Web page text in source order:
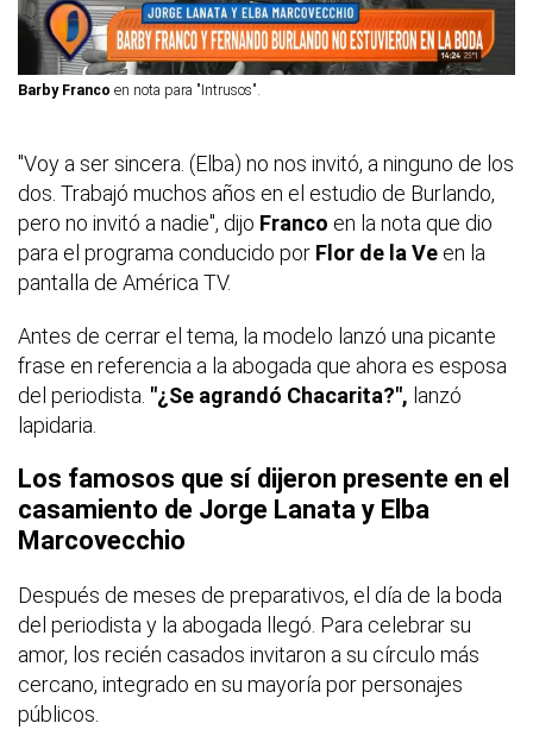
Barby Franco en nota para "Intrusos".
"Voy a ser sincera. (Elba) no nos invitó, a ninguno de los
dos. Trabajó muchos años en el estudio de Burlando,
pero no invitó a nadie", dijo Franco en la nota que dio
para el programa conducido por Flor de la Ve en la
pantalla de América TV.
Antes de cerrar el tema, la modelo lanzó una picante
frase en referencia a la abogada que ahora es esposa
del periodista. "¿Se agrandó Chacarita?", lanzó
lapidaria.
Los famosos que sí dijeron presente en el
casamiento de Jorge Lanata y Elba
Marcovecchio
Después de meses de preparativos, el día de la boda
del periodista y la abogada llegó. Para celebrar su
amor, los recién casados invitaron a su círculo más
cercano, integrado en su mayoría por personajes
públicos.